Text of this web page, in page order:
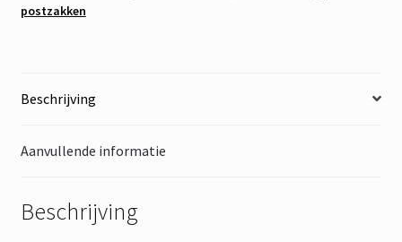
postzakken
Beschrijving
Aanvullende informatie
Beschrijving